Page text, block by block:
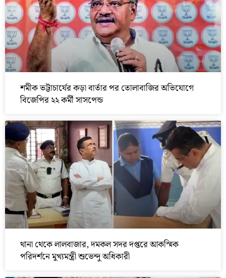
শমীক ভট্টাচার্যের কড়া বার্তার পর তোলাবাজির অভিযোগে
বিজেপির ২২ কর্মী সাসপেন্ড
থানা থেকে লালবাজার, দমকল সদর দপ্তরে আকস্মিক
পরিদর্শনে মুখ্যমন্ত্রী শুভেন্দু অধিকারী